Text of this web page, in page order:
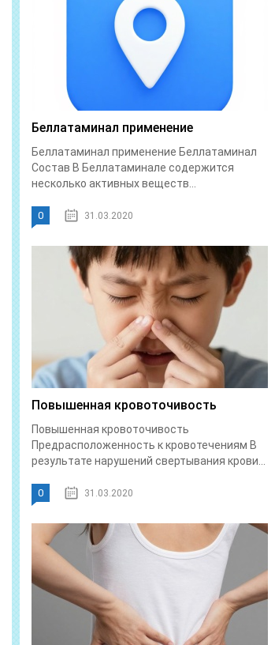
Беллатаминал применение
Беллатаминал применение Беллатаминал
Состав В Беллатаминале содержится
несколько активных веществ...
0 31.03.2020
Повышенная кровоточивость
Повышенная кровоточивость
Предрасположенность к кровотечениям В
результате нарушений свертывания крови...
0 31.03.2020